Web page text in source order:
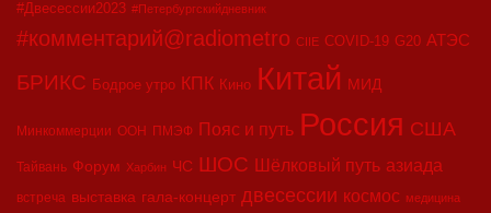
#Двесессии2023 #Петербургскийдневник
#комментарий@radiometro CIIE COVID-19 G20 АТЭС
БРИКС Бодрое утро КПК Кино Китай МИД
Минкоммерции ООН ПМЭФ Пояс и путь Россия США
Тайвань Форум Харбин ЧС ШОС Шёлковый путь азиада
встреча выставка гала-концерт двесессии космос медицина